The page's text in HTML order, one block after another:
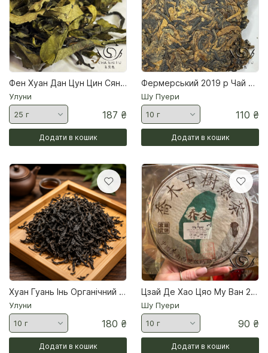
Фен Хуан Дан Цун Цин Сян Чай улун
Улуни
187 ₴
Додати в кошик
Фермерський 2019 р Чай Шу Пуер
Шу Пуери
110 ₴
Додати в кошик
Хуан Гуань Інь Органічний — Уїшаньський улун
Улуни
180 ₴
Додати в кошик
Цзай Де Хао Цяо Му Ван 2006 млинець 400 гр
Шу Пуери
90 ₴
Додати в кошик